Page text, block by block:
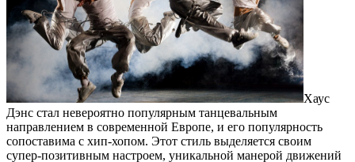
Хаус
Дэнс стал невероятно популярным танцевальным
направлением в современной Европе, и его популярность
сопоставима с хип-хопом. Этот стиль выделяется своим
супер-позитивным настроем, уникальной манерой движений